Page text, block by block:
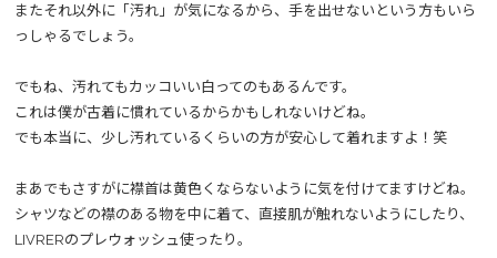
またそれ以外に「汚れ」が気になるから、手を出せないという方もいら
っしゃるでしょう。
でもね、汚れてもカッコいい白ってのもあるんです。
これは僕が古着に慣れているからかもしれないけどね。
でも本当に、少し汚れているくらいの方が安心して着れますよ！笑
まあでもさすがに襟首は黄色くならないように気を付けてますけどね。
シャツなどの襟のある物を中に着て、直接肌が触れないようにしたり、
LIVRERのプレウォッシュ使ったり。